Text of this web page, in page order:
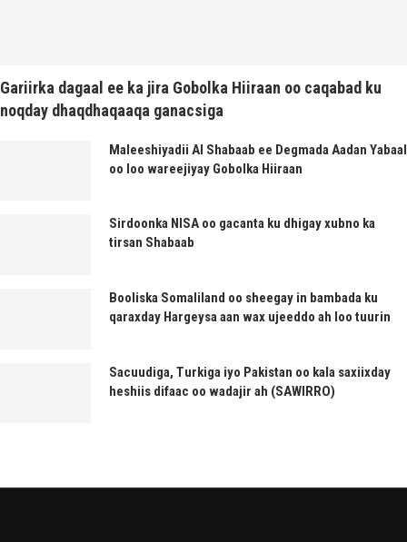
Gariirka dagaal ee ka jira Gobolka Hiiraan oo caqabad ku
noqday dhaqdhaqaaqa ganacsiga
Maleeshiyadii Al Shabaab ee Degmada Aadan Yabaal
oo loo wareejiyay Gobolka Hiiraan
Sirdoonka NISA oo gacanta ku dhigay xubno ka
tirsan Shabaab
Booliska Somaliland oo sheegay in bambada ku
qaraxday Hargeysa aan wax ujeeddo ah loo tuurin
Sacuudiga, Turkiga iyo Pakistan oo kala saxiixday
heshiis difaac oo wadajir ah (SAWIRRO)